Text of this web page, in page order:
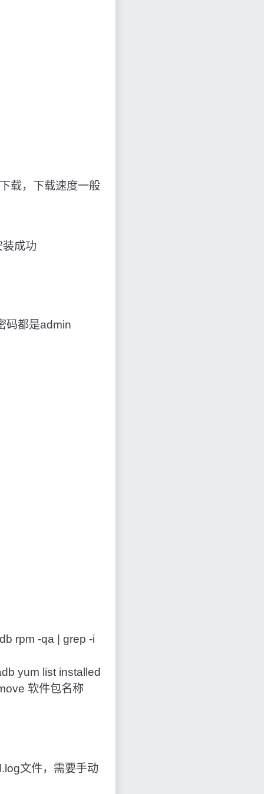
载，下载速度一般
成功
码都是admin
rpm -qa | grep -i
yum list installed
软件包名称
文件，需要手动